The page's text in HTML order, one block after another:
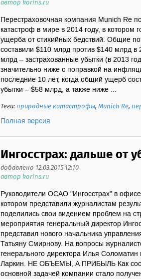
автор korins.ru
Перестраховочная компания Munich Re
катастроф в мире в 2014 году, в котором
ущерба от стихийных бедствий. Общие
составили $110 млрд против $140 млрд
млрд – застрахованные убытки (в 2013
значительно ниже с поправкой на
последние 10 лет, когда общий ущерб
убытки – $58 млрд, а также ниже ...
Теги:природные катастрофы,Munich Re,
Полная версия
Ингосстрах: дальше от
добавлено 12.03.2015 12:10
автор korins.ru
Руководители ОСАО "Ингосстрах" в
котором представили журналистам
поделились свои видением проблем на
мероприятия генеральный директор
представил нового начальника
Татьяну Смирнову. На вопросы
генерального директора Илья
Ларкин. НЕ ОБЪЕМЫ, А ПРИБЫЛЬ Как
основной задачей компании стало